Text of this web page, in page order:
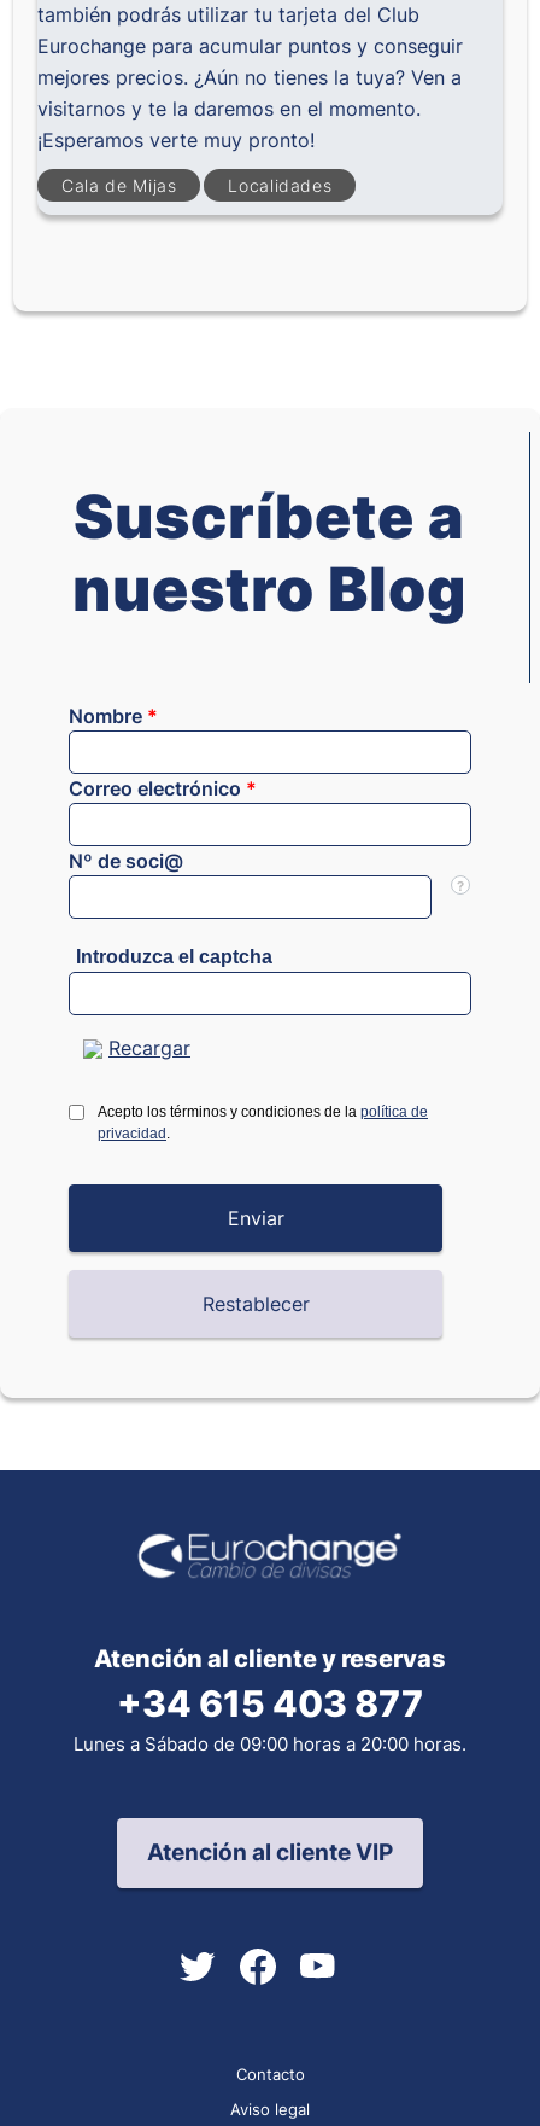
también podrás utilizar tu tarjeta del Club
Eurochange para acumular puntos y conseguir
mejores precios. ¿Aún no tienes la tuya? Ven a
visitarnos y te la daremos en el momento.
¡Esperamos verte muy pronto!
Cala de Mijas Localidades
Suscríbete a
nuestro Blog
Nombre *
Correo electrónico *
Nº de soci@
?
Introduzca el captcha
Recargar
Acepto los términos y condiciones de la política de
privacidad
Atención al cliente y reservas
+34 615 403 877
Lunes a Sábado de 09:00 horas a 20:00 horas.
Atención al cliente VIP
Contacto
Aviso legal